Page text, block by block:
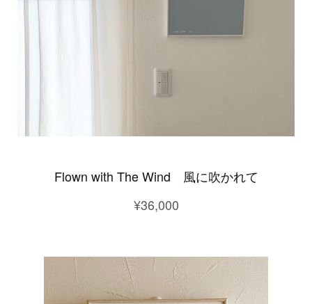
Flown with The Wind 風に吹かれて
¥36,000